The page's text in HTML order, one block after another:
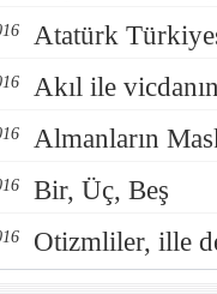
Atatürk
Akıl ile
Almanların
Bir, Üç, Beş
Otizmliler, ille